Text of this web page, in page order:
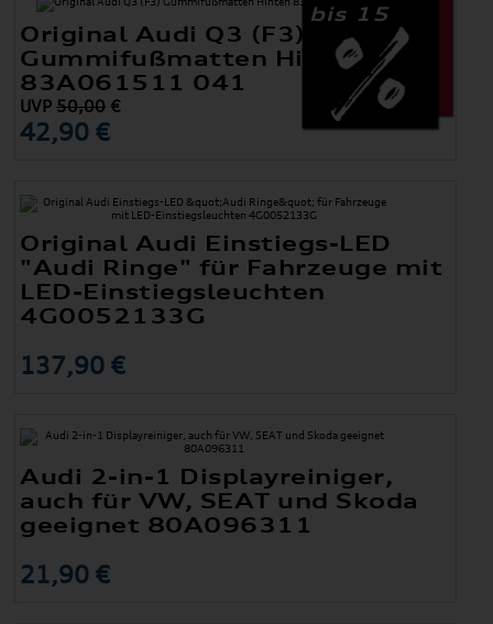
bis 15
Original Audi Q3 (F3)
Gummifußmatten Hinten
83A061511 041
UVP50,00 €
42,90 €
Original Audi Einstiegs-LED
"Audi Ringe" für Fahrzeuge mit
LED-Einstiegsleuchten
4G0052133G
137,90 €
Audi 2-in-1 Displayreiniger,
auch für VW, SEAT und Skoda
geeignet 80A096311
21,90 €